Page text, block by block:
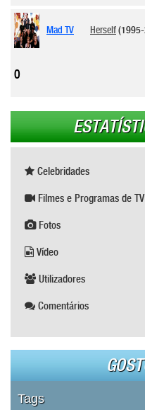
Mad TV Herself
0
Celebridades
Filmes e Programas de TV
Fotos
Vídeo
Utilizadores
Comentários
Tags